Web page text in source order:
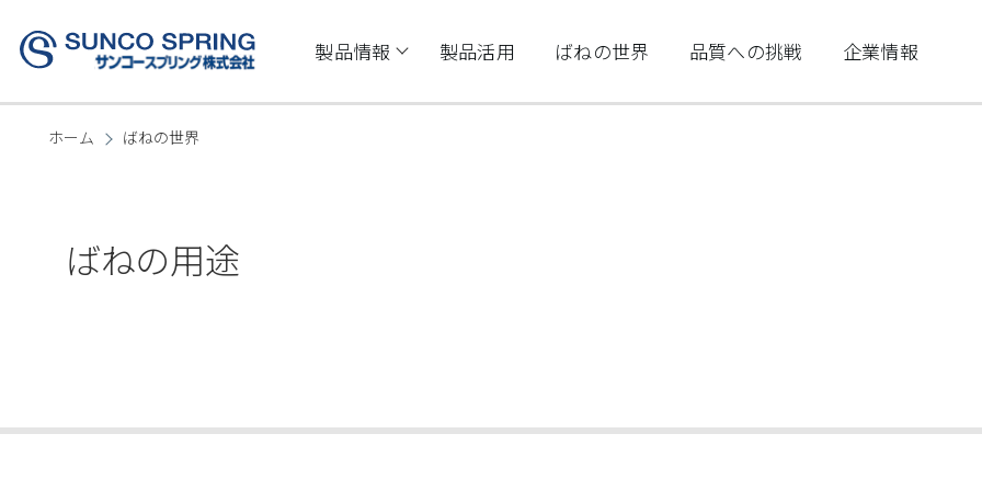
メインコンテンツに移動
navigation
製品情報 製品活用 ばねの世界 品質への挑戦 企業情報
ン
く
ホーム ばねの世界
ばねの用途